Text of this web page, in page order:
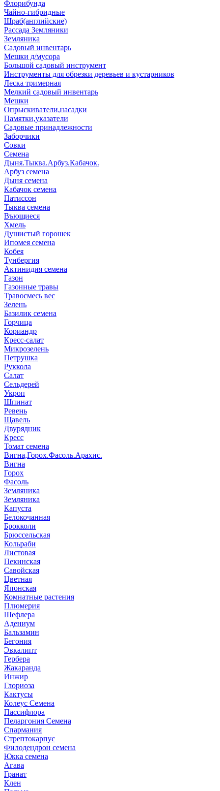
Флорибунда
Чайно-гибридные
Шраб(английские)
Рассада Земляники
Земляника
Садовый инвентарь
Мешки д/мусора
Большой садовый инструмент
Инструменты для обрезки деревьев и кустарников
Леска тримерная
Мелкий садовый инвентарь
Мешки
Опрыскиватели,насадки
Памятки,указатели
Садовые принадлежности
Заборчики
Совки
Семена
Дыня.Тыква.Арбуз.Кабачок.
Арбуз семена
Дыня семена
Кабачок семена
Патиссон
Тыква семена
Въющиеся
Хмель
Душистый горошек
Ипомея семена
Кобея
Тунбергия
Актинидия семена
Газон
Газонные травы
Травосмесь вес
Зелень
Базилик семена
Горчица
Кориандр
Кресс-салат
Микрозелень
Петрушка
Руккола
Салат
Сельдерей
Укроп
Шпинат
Ревень
Щавель
Двурядник
Кресс
Томат семена
Вигна,Горох.Фасоль.Арахис.
Вигна
Горох
Фасоль
Земляника
Земляника
Капуста
Белокочанная
Брокколи
Брюссельская
Кольраби
Листовая
Пекинская
Савойская
Цветная
Японская
Комнатные растения
Плюмерия
Шефлера
Адениум
Бальзамин
Бегония
Эвкалипт
Гербера
Жакаранда
Инжир
Глориоза
Кактусы
Колеус Семена
Пассифлора
Пеларгония Семена
Спармания
Стрептокарпус
Филодендрон семена
Юкка семена
Агава
Гранат
Клен